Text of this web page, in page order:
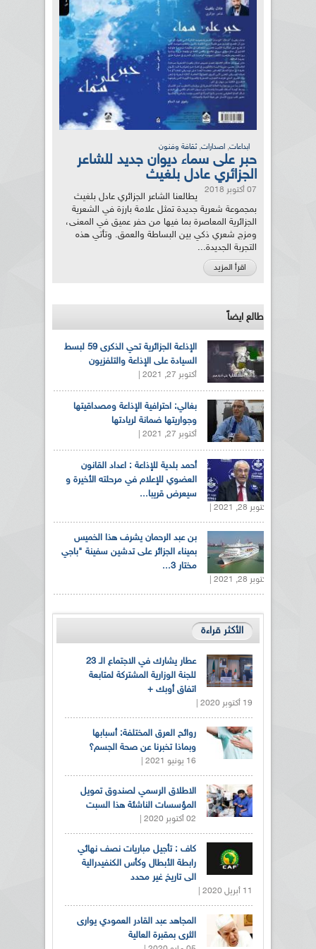
ابداعات, اصدارات,ثقافة وفنون
حبر على سماء ديوان جديد للشاعر
الجزائري عادل بلغيث
07 أكتوبر 2018
يطالعنا الشاعر الجزائري عادل بلغيث
بمجموعة شعرية جديدة تمثل علامة بارزة في الشعرية
الجزائرية المعاصرة بما فيها من حفر عميق في المعنى،
ومزج شعري ذكي بين البساطة والعمق. وتأتي هذه
التجربة الجديدة...
اقرأ المزيد
طالع ايضاً
الإذاعة الجزائرية تحي الذكرى 59 لبسط
السيادة على الإذاعة والتلفزيون
أكتوبر 27, 2021 |
بغالي: احترافية الإذاعة ومصداقيتها
وجواريتها ضمانة لريادتها
أكتوبر 27, 2021 |
أحمد بلدية للإذاعة : اعداد القانون
العضوي للإعلام في مرحلته الأخيرة و
سيعرض قريبا...
أكتوبر 28, 2021 |
بن عبد الرحمان يشرف هذا الخميس
بميناء الجزائر على تدشين سفينة "باجي
مختار 3...
أكتوبر 28, 2021 |
الأكثر قراءة
عطار يشارك في الاجتماع الـ 23
للجنة الوزارية المشتركة لمتابعة
اتفاق أوبك +
19 أكتوبر 2020 |
روائح العرق المختلفة: أسبابها
وبماذا تخبرنا عن صحة الجسم؟
16 يونيو 2021 |
الاطلاق الرسمي لصندوق تمويل
المؤسسات الناشئة هذا السبت
02 أكتوبر 2020 |
كاف : تأجيل مباريات نصف نهائي
رابطة الأبطال وكأس الكنفيدرالية
الى تاريخ غير محدد
11 أبريل 2020 |
المجاهد عبد القادر العمودي يوارى
الثرى بمقبرة العالية